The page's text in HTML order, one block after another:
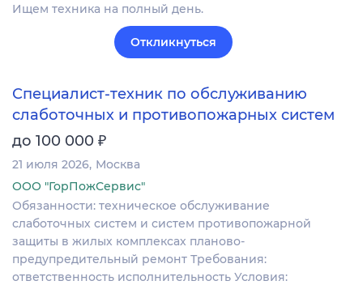
Ищем техника на полный день.
Откликнуться
Специалист-техник по обслуживанию
слаботочных и противопожарных систем
до 100 000 ₽
21 июля 2026 Москва
ООО "ГорПожСервис"
Обязанности: техническое обслуживание
слаботочных систем и систем противопожарной
защиты в жилых комплексах планово-
предупредительный ремонт Требования:
ответственность исполнительность Условия: